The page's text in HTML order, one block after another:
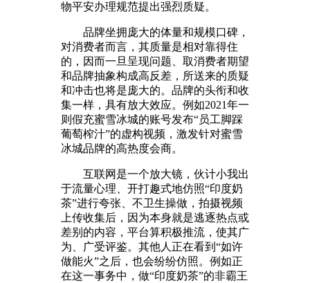
物平安办理规范提出强烈质疑。
品牌坐拥庞大的体量和规模口碑，
对消费者而言，其质量是相对靠得住
的，因而一旦呈现问题、取消费者期望
和品牌抽象构成高反差，所送来的质疑
和冲击也将是庞大的。品牌的头衔和收
集一样，具有放大效应。例如2021年一
则假充蜜雪冰城的账号发布“员工脚踩
葡萄榨汁”的虚构视频，激发针对蜜雪
冰城品牌的高热度会商。
互联网是一个放大镜，伙计小我出
于流量心理、开打趣式地仿照“印度奶
茶”进行夸张、不卫生操做，拍摄视频
上传收集后，因为本身就是逃逐热点或
差别的内容，平台算积极推流，使其广
为、广受评鉴。其他人正在看到“如许
做能火”之后，也会纷纷仿照。例如正
在这一事务中，做“印度奶茶”的非霸王